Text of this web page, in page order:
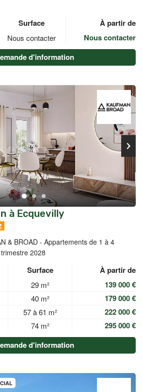
Surface À partir de
Nous contacter
Nous contacter
d'information
à Ecquevilly
& BROAD - Appartements de 1 à 4
2028
Surface À partir de
29 m² 139 000 €
40 m² 179 000 €
57 à 61 m² 222 000 €
74 m²
295 000 €
d'information